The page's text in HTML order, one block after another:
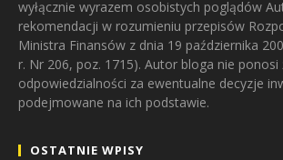
wyłącznie wyrazem osobistych poglądów
rekomendacji w rozumieniu przepisów
Ministra Finansów z dnia 19 października
r. Nr 206, poz. 1715). Autor bloga nie ponosi
odpowiedzialności za ewentualne decyzje
podejmowane na ich podstawie.
OSTATNIE WPISY